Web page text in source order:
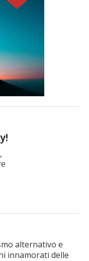
alternativo e
innamorati delle